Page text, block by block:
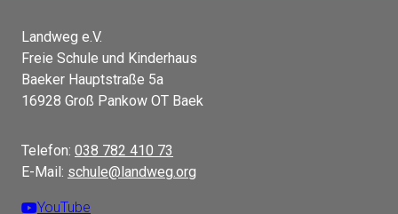
Landweg e.V.
Freie Schule und Kinderhaus
Baeker Hauptstraße 5a
16928 Groß Pankow OT Baek
Telefon: 038 782 410 73
E-Mail: schule@landweg.org
YouTube